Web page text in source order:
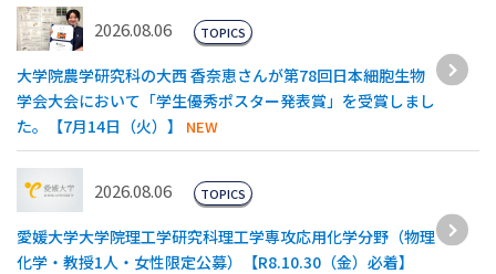
2026.08.06
大学院農学研究科の大西 香奈恵さんが第78回日本細胞生物
学会大会において「学生優秀ポスター発表賞」を受賞しまし
た。【7月14日（火）】
NEW
TOPICS
2026.08.06
愛媛大学大学院理工学研究科理工学専攻応用化学分野（物理
化学・教授1人・女性限定公募）【R8.10.30（金）必着】
TOPICS